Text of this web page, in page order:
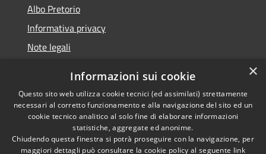
Albo Pretorio
Informativa privacy
Note legali
Whisteblowing
RSS
Copyright © 2026 • Comune di
×
Informazioni sui cookie
Questo sito web utilizza cookie tecnici (ed assimilati) strettamente
necessari al corretto funzionamento e alla navigazione del sito ed un
cookie tecnico analitico al solo fine di elaborare informazioni
statistiche, aggregate ed anonime.
Chiudendo questa finestra si potrà proseguire con la navigazione, per
maggiori dettagli può consultare la cookie policy al seguente link